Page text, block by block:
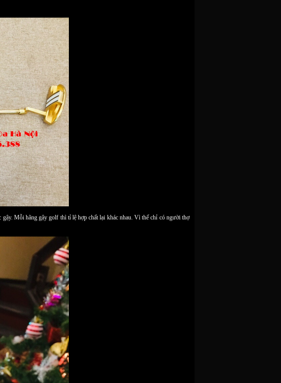
Mỗi hãng gậy golf thì tỉ lệ hợp chất lại khác nhau. Vì thế chỉ có người thợ